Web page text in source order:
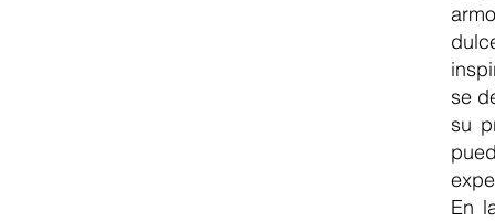
se
su
En